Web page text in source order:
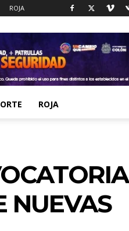
ROJA
ROJA
NUEVAS